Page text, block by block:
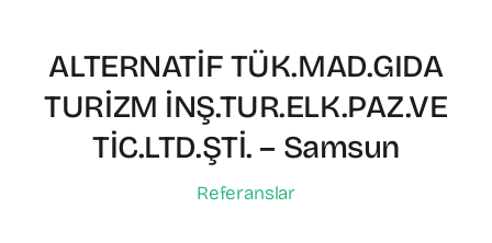
ALTERNATİF TÜK.MAD.GIDA
TURİZM İNŞ.TUR.ELK.PAZ.VE
TİC.LTD.ŞTİ. – Samsun
Referanslar